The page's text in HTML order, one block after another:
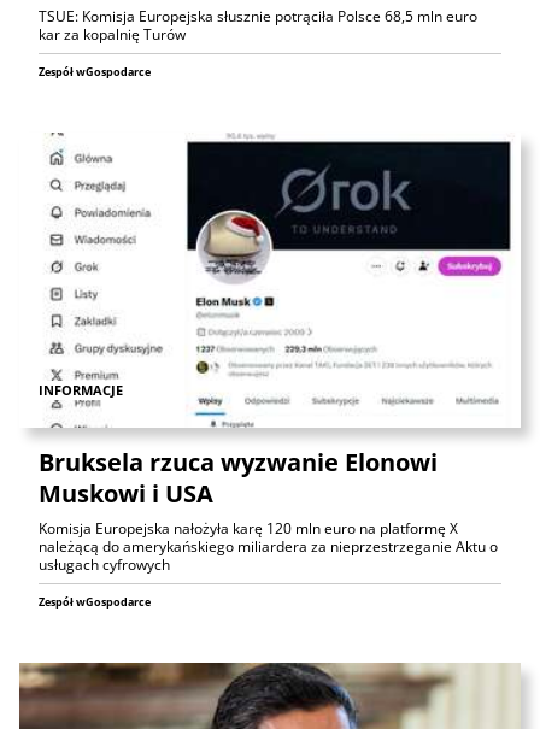
TSUE: Komisja Europejska słusznie potrąciła Polsce 68,5 mln euro
kar za kopalnię Turów
Zespół wGospodarce
INFORMACJE
Bruksela rzuca wyzwanie Elonowi
Muskowi i USA
Komisja Europejska nałożyła karę 120 mln euro na platformę X
należącą do amerykańskiego miliardera za nieprzestrzeganie Aktu o
usługach cyfrowych
Zespół wGospodarce